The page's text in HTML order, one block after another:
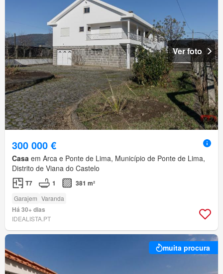
Ver foto
300 000 €
Casa em Arca e Ponte de Lima, Município de Ponte de Lima,
Distrito de Viana do Castelo
T7 1 381 m²
Garajem Varanda
Há 30+ dias
IDEALISTA.PT
muita procura